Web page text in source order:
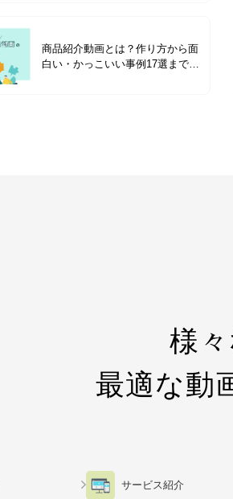
商品紹介動画とは？作り方から面
白い・かっこいい事例17選まで紹
様
最適な動
サービス紹介